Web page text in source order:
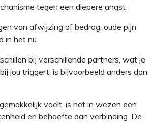
tegen een diepere angst
van afwijzing of bedrog: oude pijn
in het nu
bij verschillende partners, wat je
jou triggert, is bijvoorbeeld anders dan
voelt, is het in wezen een
en behoefte aan verbinding. De